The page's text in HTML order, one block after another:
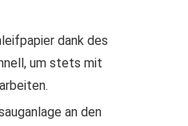
dank des
um stets mit
an den